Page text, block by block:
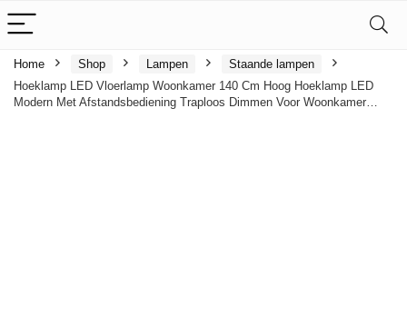
Home Shop Lampen
Staande lampen
Hoeklamp LED Vloerlamp Woonkamer 140 Cm Hoog Hoeklamp LED
Modern Met Afstandsbediening Traploos Dimmen Voor Woonkamer…